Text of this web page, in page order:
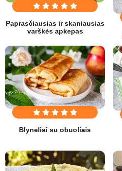
Paprasčiausias ir skaniausias
varškės apkepas
Blyneliai su obuoliais